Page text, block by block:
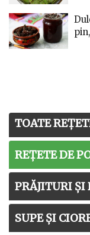
TOATE
REȚETE DE
PRĂJITURI ȘI
SUPE ȘI